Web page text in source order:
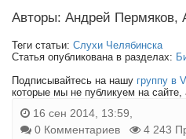
Авторы: Андрей Пермяков,
Теги статьи: Слухи Челябинска
Статья опубликована в разделах:
Подписывайтесь на нашу группу в
которые мы не публикуем на сайте,
16 сен 2014, 13:59,
0 Комментариев
4 243